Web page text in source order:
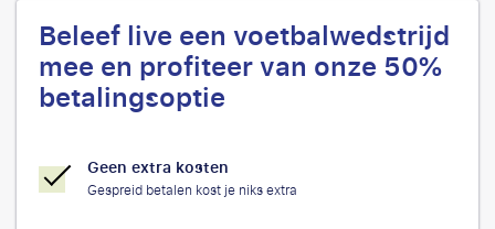
Beleef live een voetbalwedstrijd
mee en profiteer van onze 50%
betalingsoptie
Geen extra kosten
Gespreid betalen kost je niks extra